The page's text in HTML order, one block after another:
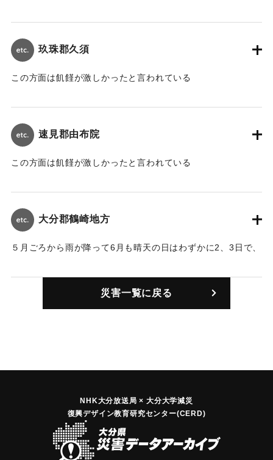
｜固有コード:00184002
玖珠郡久須
この方面は飢饉が激しかったと言われている
｜固有コード:00184003
速見郡由布院
この方面は飢饉が激しかったと言われている
｜固有コード:00184004
大分郡鶴崎地方
５月ごろから雨が降って6月も晴天の日はわずかに2、3日で、
1升が200文、粟1升が170から180文で人々の苦しみは言い表
せない鶴崎、関手永（佐賀関）にいる人はさつまいもが取れ
たために農家の苦労は軽かった。しかし高島などにかず根
災害一覧に戻る
NHK大分放送局 × 大分大学減災
復興デザイン教育研究センター(CERD)